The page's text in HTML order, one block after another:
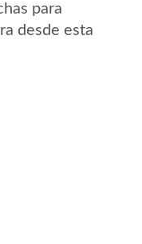
para
desde esta